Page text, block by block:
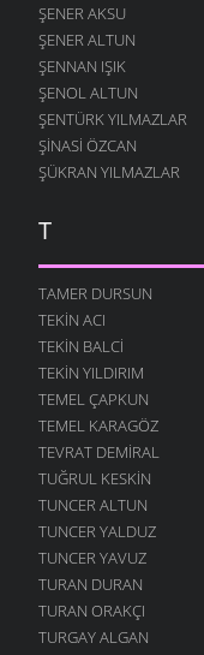
ŞENER AKSU
ŞENER ALTUN
ŞENNAN IŞIK
ŞENOL ALTUN
ŞENTÜRK YILMAZLAR
ŞINASI ÖZCAN
ŞÜKRAN YILMAZLAR
T
TAMER DURSUN
TEKIN ACI
TEKIN BALCI
TEKIN YILDIRIM
TEMEL ÇAPKUN
TEMEL KARAGÖZ
TEVRAT DEMIRAL
TUĞRUL KESKIN
TUNCER ALTUN
TUNCER YALDUZ
TUNCER YAVUZ
TURAN DURAN
TURAN ORAKÇI
TURGAY ALGAN